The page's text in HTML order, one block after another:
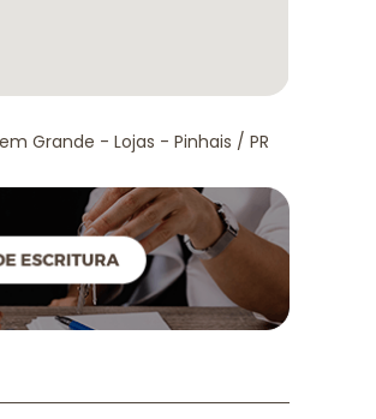
Grande - Lojas - Pinhais / PR